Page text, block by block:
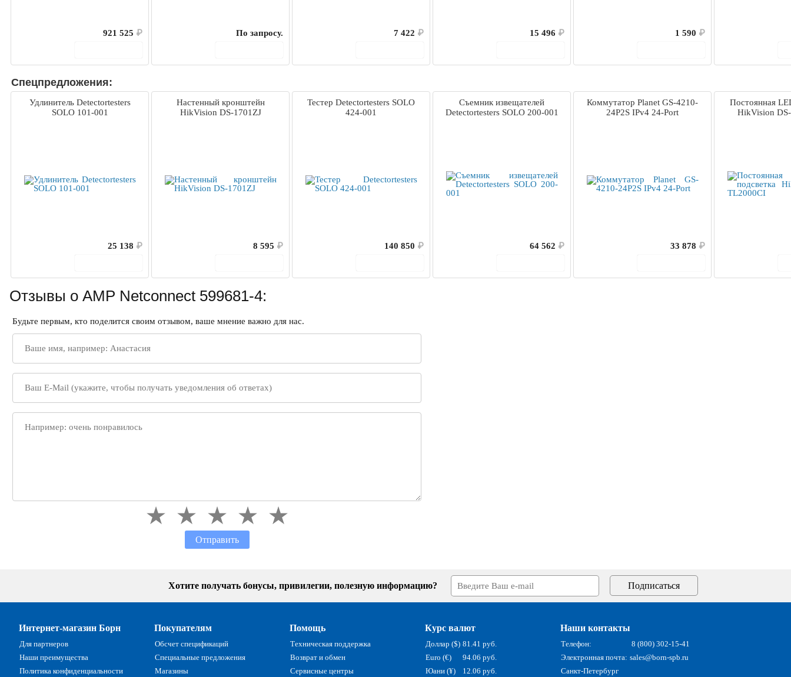
921 525 ₽
По запросу.
7 422 ₽
15 496 ₽
1 590 ₽
Спецпредложения:
Удлинитель Detectortesters
SOLO 101-001
25 138 ₽
Настенный кронштейн
HikVision DS-1701ZJ
8 595 ₽
Тестер Detectortesters SOLO
424-001
140 850 ₽
Съемник извещателей
Detectortesters SOLO 200-001
64 562 ₽
Коммутатор Planet GS-4210-
24P2S IPv4 24-Port
33 878 ₽
Постоянная
HikVision
Отзывы о AMP Netconnect 599681-4:
Будьте первым, кто поделится своим отзывом, ваше мнение важно для нас.
Отправить
Хотите получать бонусы, привилегии, полезную информацию?
Интернет-магазин Борн
Для партнеров
Наши преимущества
Политика конфиденциальности
Покупателям
Обсчет спецификаций
Специальные предложения
Магазины
Помощь
Техническая поддержка
Возврат и обмен
Сервисные центры
Курс валют
Доллар ($) 81.41 руб.
Euro (€)
94.06 руб.
Юани (¥)
12.06 руб.
Наши контакты
Телефон:
8 (800) 302-15-41
Электронная почта: sales@born-spb.ru
Санкт-Петербург